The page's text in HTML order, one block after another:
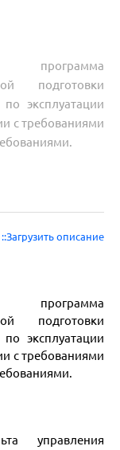
программа
подготовки
эксплуатации
с требованиями
::Загрузить описание
программа
подготовки
эксплуатации
с требованиями
управления